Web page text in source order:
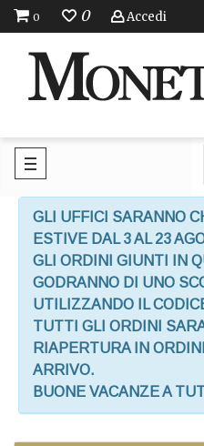
0 0 Accedi
GLI UFFICI SARANNO
ESTIVE DAL 3 AL 23
GLI ORDINI GIUNTI IN
GODRANNO DI UNO
UTILIZZANDO IL
TUTTI GLI ORDINI
RIAPERTURA IN
ARRIVO.
BUONE VACANZE A